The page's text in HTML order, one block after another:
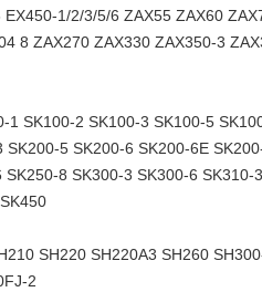
1/2/3/5/6 ZAX55 ZAX60
8 ZAX270 ZAX330 ZAX350-3
1 SK100-2 SK100-3 SK100-5
5 SK200-6 SK200-6E
8 SK300-3 SK300-6 SK310-
SH220 SH220A3 SH260
2